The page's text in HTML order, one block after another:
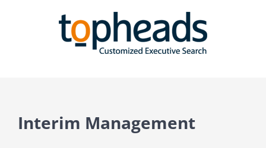
Interim Management